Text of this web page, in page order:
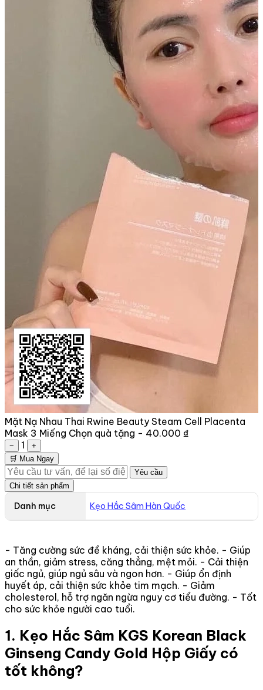
Mặt Nạ Nhau Thai Rwine Beauty Steam Cell Placenta
Mask 3 Miếng Chọn quà tặng - 40.000 ₫
− 1
+
🛒 Mua Ngay
Yêu cầu
Chi tiết sản phẩm
Danh mục Kẹo Hắc Sâm Hàn Quốc
- Tăng cường sức đề kháng, cải thiện sức khỏe. - Giúp
an thần, giảm stress, căng thẳng, mệt mỏi. - Cải thiện
giấc ngủ, giúp ngủ sâu và ngon hơn. - Giúp ổn định
huyết áp, cải thiện sức khỏe tim mạch. - Giảm
cholesterol, hỗ trợ ngăn ngừa nguy cơ tiểu đường. - Tốt
cho sức khỏe người cao tuổi.
1. Kẹo Hắc Sâm KGS Korean Black
Ginseng Candy Gold Hộp Giấy có
tốt không?